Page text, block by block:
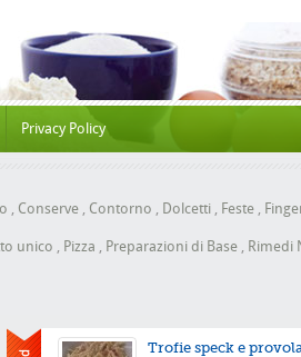
Privacy Policy
, Conserve , Contorno , Dolcetti , Feste ,
unico , Pizza , Preparazioni di Base , Rimedi
Trofie speck e